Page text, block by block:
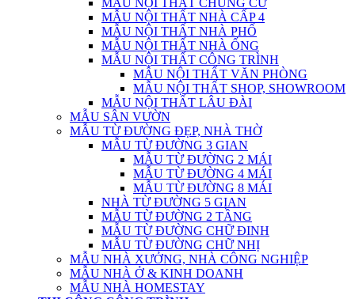
MẪU NỘI THẤT CHUNG CƯ
MẪU NỘI THẤT NHÀ CẤP 4
MẪU NỘI THẤT NHÀ PHỐ
MẪU NỘI THẤT NHÀ ỐNG
MẪU NỘI THẤT CÔNG TRÌNH
MẪU NỘI THẤT VĂN PHÒNG
MẪU NỘI THẤT SHOP, SHOWROOM
MẪU NỘI THẤT LÂU ĐÀI
MẪU SÂN VƯỜN
MẪU TỪ ĐƯỜNG ĐẸP, NHÀ THỜ
MẪU TỪ ĐƯỜNG 3 GIAN
MẪU TỪ ĐƯỜNG 2 MÁI
MẪU TỪ ĐƯỜNG 4 MÁI
MẪU TỪ ĐƯỜNG 8 MÁI
NHÀ TỪ ĐƯỜNG 5 GIAN
MẪU TỪ ĐƯỜNG 2 TẦNG
MẪU TỪ ĐƯỜNG CHỮ ĐINH
MẪU TỪ ĐƯỜNG CHỮ NHỊ
MẪU NHÀ XƯỞNG, NHÀ CÔNG NGHIỆP
MẪU NHÀ Ở & KINH DOANH
MẪU NHÀ HOMESTAY